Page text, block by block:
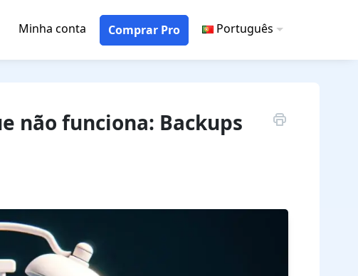
Minha conta Comprar Pro Português
não funciona: Backups